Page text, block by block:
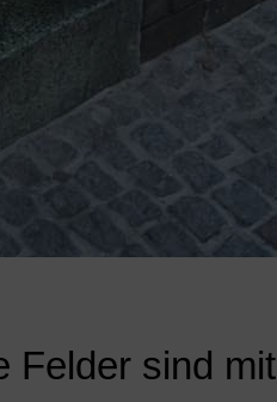
Felder sind mit